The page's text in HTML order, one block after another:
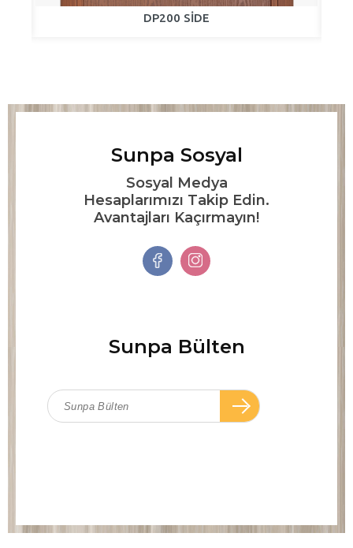
DP200 SİDE
Sunpa Sosyal
Sosyal Medya
Hesaplarımızı Takip Edin.
Avantajları Kaçırmayın!
Sunpa Bülten